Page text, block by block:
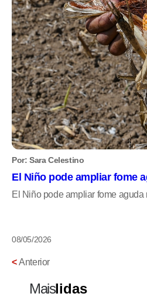
Por: Sara Celestino
El Niño pode ampliar fome
El Niño pode ampliar fome aguda
08/05/2026
<Anterior
Maislidas